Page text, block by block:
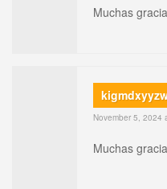
Muchas
November 5, 2024
Muchas